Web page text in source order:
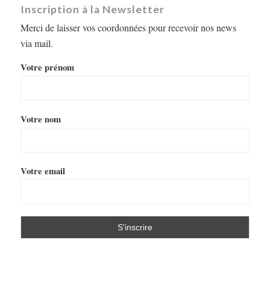
Inscription à la Newsletter
Merci de laisser vos coordonnées pour recevoir nos news
via mail.
Votre prénom
Votre nom
Votre email